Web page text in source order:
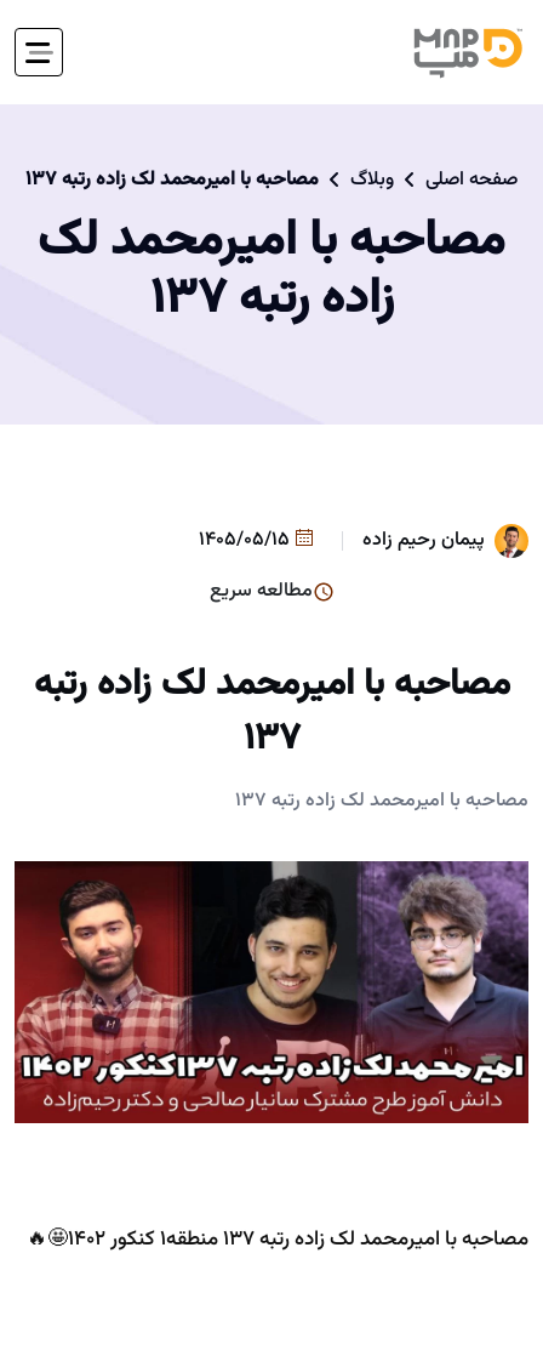
صفحه اصلی وبلاگ مصاحبه با امیرمحمد لک زاده رتبه 137
مصاحبه با امیرمحمد لک
زاده رتبه 137
پیمان رحیم زاده
مطالعه سریع
مصاحبه با امیرمحمد لک زاده رتبه
137
مصاحبه با امیرمحمد لک زاده رتبه 137
مصاحبه با امیرمحمد لک زاده رتبه 137 منطقه1 کنکور 1402🤩🔥